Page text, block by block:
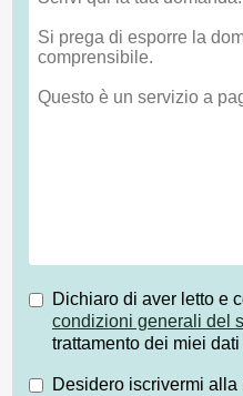
Dichiaro di aver letto e
condizioni generali del
trattamento dei miei dati
Desidero iscrivermi